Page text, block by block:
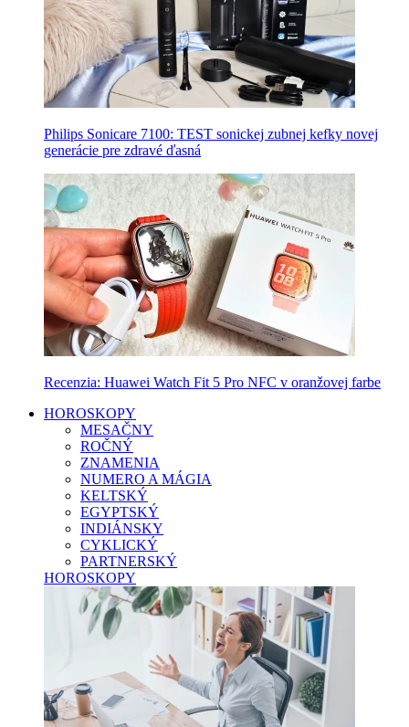
Philips Sonicare 7100: TEST sonickej zubnej kefky novej
generácie pre zdravé ďasná
Recenzia: Huawei Watch Fit 5 Pro NFC v oranžovej farbe
HOROSKOPY
MESAČNY
ROČNÝ
ZNAMENIA
NUMERO A MÁGIA
KELTSKÝ
EGYPTSKÝ
INDIÁNSKY
CYKLICKÝ
PARTNERSKÝ
HOROSKOPY